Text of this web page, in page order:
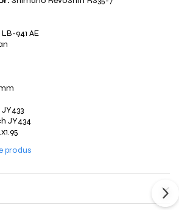
941 AE
JY434
produs